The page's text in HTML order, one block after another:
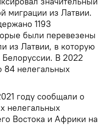
миграции из Латвии.
1193
были перевезены
из Латвии, в которую
Белоруссии. В 2022
84 нелегальных
году сообщали о
нелегальных
Востока и Африки на